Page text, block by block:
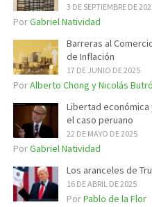
3 DE SEPTIEMBRE DE
PorGabriel Natividad
Barreras al
de Inflación
17 DE JUNIO DE 2025
PorAlberto Chong y Nicolás
Libertad
el caso peruano
22 DE MAYO DE 2025
PorGabriel Natividad
Los aranceles de
16 DE ABRIL DE 2025
PorPablo de la Flor